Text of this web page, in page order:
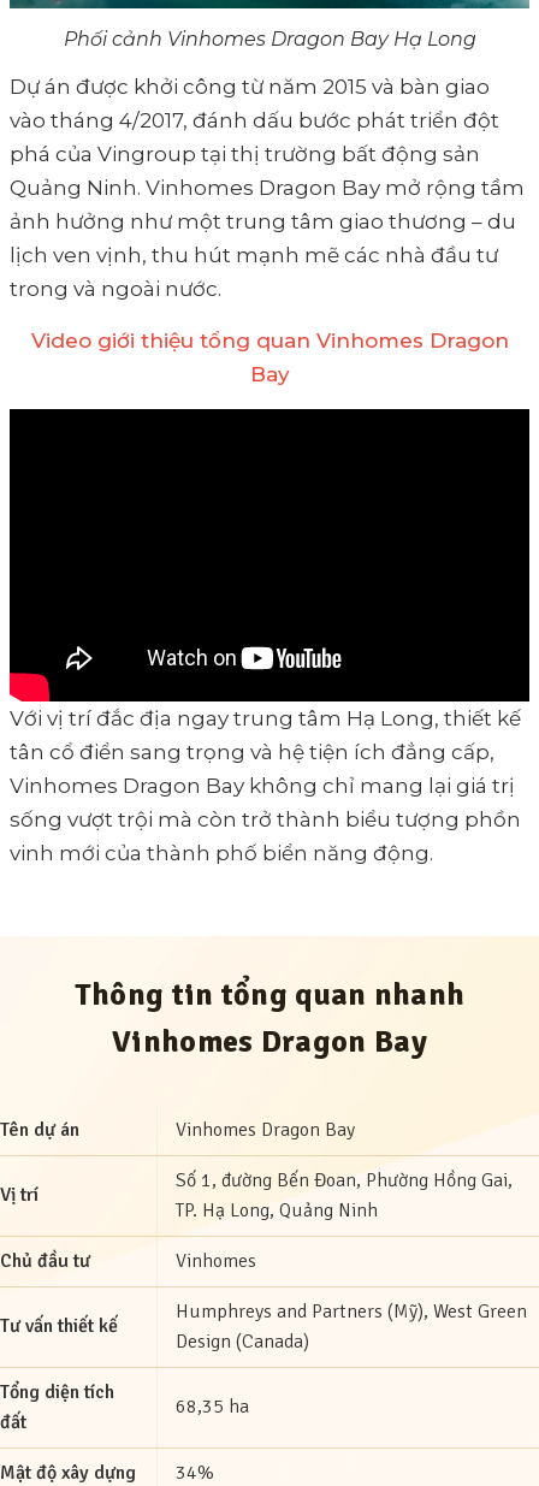
Phối cảnh Vinhomes Dragon Bay Hạ Long
Dự án được khởi công từ năm 2015 và bàn giao
vào tháng 4/2017, đánh dấu bước phát triển đột
phá của Vingroup tại thị trường bất động sản
Quảng Ninh. Vinhomes Dragon Bay mở rộng tầm
ảnh hưởng như một trung tâm giao thương – du
lịch ven vịnh, thu hút mạnh mẽ các nhà đầu tư
trong và ngoài nước.
Video giới thiệu tổng quan Vinhomes Dragon
Bay
Với vị trí đắc địa ngay trung tâm Hạ Long, thiết kế
tân cổ điển sang trọng và hệ tiện ích đẳng cấp,
Vinhomes Dragon Bay không chỉ mang lại giá trị
sống vượt trội mà còn trở thành biểu tượng phồn
vinh mới của thành phố biển năng động.
Thông tin tổng quan nhanh
Vinhomes Dragon Bay
Tên dự án Vinhomes Dragon Bay
Vị trí
Số 1, đường Bến Đoan, Phường Hồng Gai,
TP. Hạ Long, Quảng Ninh
Chủ đầu tư Vinhomes
Tư vấn thiết kế
Humphreys and Partners (Mỹ), West Green
Design (Canada)
Tổng diện tích
đất
68,35 ha
Mật độ xây dựng 34%